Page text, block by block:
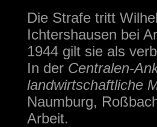
Die Strafe tritt
Ichtershausen bei
1944 gilt sie als
In der Centralen-
landwirtschaftliche
Naumburg,
Arbeit.